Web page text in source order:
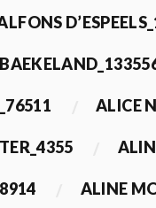
ALICE
ALINE